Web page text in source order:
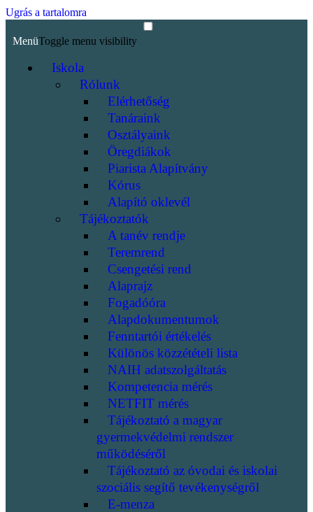
Ugrás a tartalomra
MenüToggle menu visibility
Iskola
Rólunk
Elérhetőség
Tanáraink
Osztályaink
Öregdiákok
Piarista Alapítvány
Kórus
Alapító oklevél
Tájékoztatók
A tanév rendje
Teremrend
Csengetési rend
Alaprajz
Fogadóóra
Alapdokumentumok
Fenntartói értékelés
Különös közzétételi lista
NAIH adatszolgáltatás
Kompetencia mérés
NETFIT mérés
Tájékoztató a magyar
gyermekvédelmi rendszer
működéséről
Tájékoztató az óvodai és iskolai
szociális segítő tevékenységről
E-menza